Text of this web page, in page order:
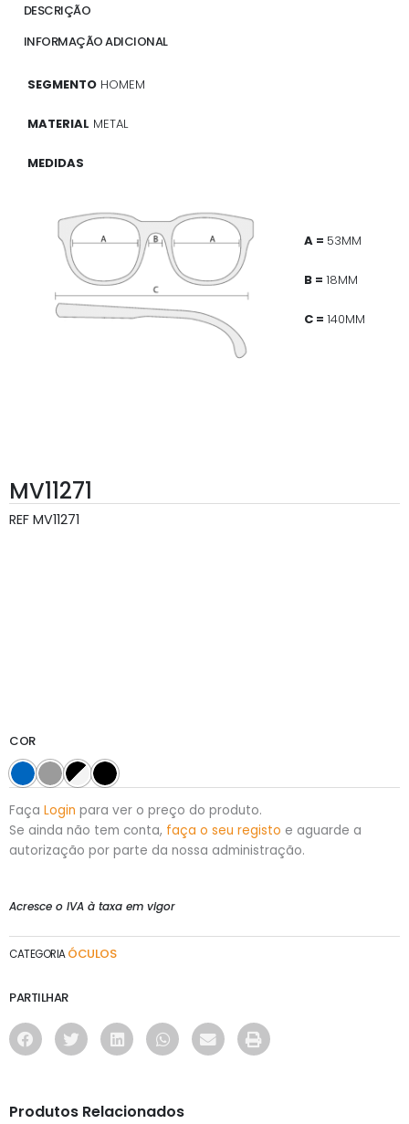
DESCRIÇÃO
INFORMAÇÃO ADICIONAL
SEGMENTO HOMEM
MATERIAL METAL
MEDIDAS
A = 53MM
B = 18MM
C = 140MM
MV11271
REF MV11271
COR
Faça Login para ver o preço do produto.
Se ainda não tem conta, faça o seu registo e aguarde a
autorização por parte da nossa administração.
Acresce o IVA à taxa em vigor
CATEGORIA ÓCULOS
PARTILHAR
Produtos Relacionados